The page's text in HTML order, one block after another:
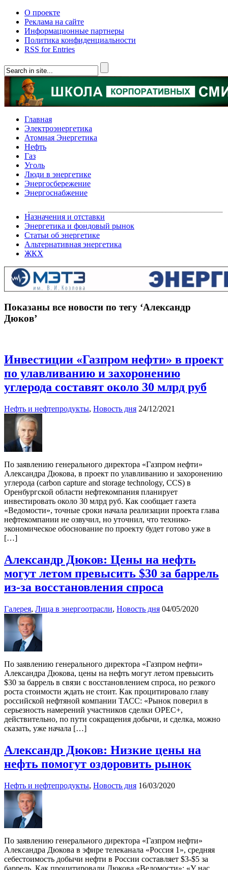
О проекте
Реклама на сайте
Информационные партнеры
Политика конфиденциальности
RSS for Entries
Главная
Электроэнергетика
Атомная Энергетика
Нефть
Газ
Уголь
Люди в энергетике
Энергосбережение
Энергоснабжение
Назначения и отставки
Энергетика и фондовый рынок
Статьи об энергетике
Альтернативная энергетика
ЖКХ
Показаны все новости по тегу ‘Александр
Дюков’
Инвестиции «Газпром нефти» в проект
по улавливанию и захоронению
углерода составят около 30 млрд руб
Нефть и нефтепродукты, Новость дня 24/12/2021
По заявлению генерального директора «Газпром нефти»
Александра Дюкова, в проект по улавливанию и захоронению
углерода (carbon capture and storage technology, CCS) в
Оренбургской области нефтекомпания планирует
инвестировать около 30 млрд руб. Как сообщает газета
«Ведомости», точные сроки начала реализации проекта глава
нефтекомпании не озвучил, но уточнил, что технико-
экономическое обоснование по проекту будет готово уже в
[…]
Александр Дюков: Цены на нефть
могут летом превысить $30 за баррель
из-за восстановления спроса
Галерея, Лица в энергоотрасли, Новость дня 04/05/2020
По заявлению генерального директора «Газпром нефти»
Александра Дюкова, цены на нефть могут летом превысить
$30 за баррель в связи с восстановлением спроса, но резкого
роста стоимости ждать не стоит. Как процитировало главу
российской нефтяной компании ТАСС: «Рынок поверил в
серьезность намерений участников сделки OPEC+,
действительно, по пути сокращения добычи, и сделка, можно
сказать, уже начала […]
Александр Дюков: Низкие цены на
нефть помогут оздоровить рынок
Нефть и нефтепродукты, Новость дня 16/03/2020
По заявлению генерального директора «Газпром нефти»
Александра Дюкова в эфире телеканала «Россия 1», средняя
себестоимость добычи нефти в России составляет $3-$5 за
баррель. Как процитировали Дюкова «Ведомости»: «У нас